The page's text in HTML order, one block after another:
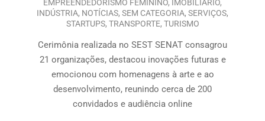
EMPREENDEDORISMO FEMININO, IMOBILIÁRIO,
INDÚSTRIA, NOTÍCIAS, SEM CATEGORIA, SERVIÇOS,
STARTUPS, TRANSPORTE, TURISMO
Cerimônia realizada no SEST SENAT consagrou
21 organizações, destacou inovações futuras e
emocionou com homenagens à arte e ao
desenvolvimento, reunindo cerca de 200
convidados e audiência online